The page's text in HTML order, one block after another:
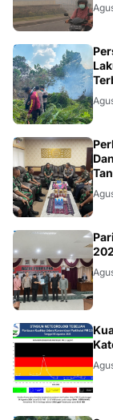
KALBAR
KALBAR
DAERAH
KALBAR